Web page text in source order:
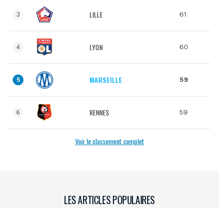
3 LILLE 61
4 LYON 60
5 MARSEILLE 59
6 RENNES 59
Voir le classement complet
LES ARTICLES POPULAIRES